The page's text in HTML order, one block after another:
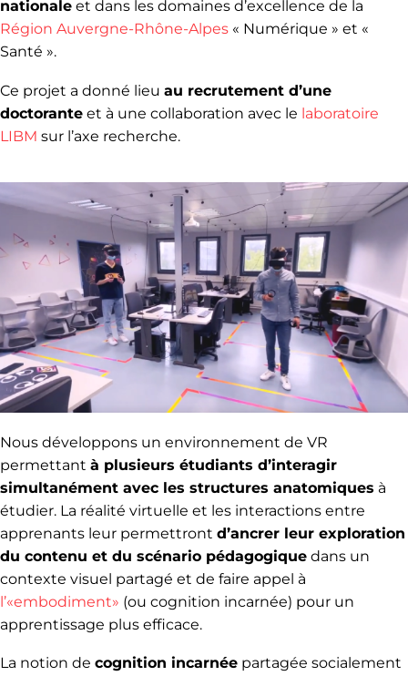
nationale et dans les domaines d’excellence de la
Région Auvergne-Rhône-Alpes « Numérique » et «
Santé ».
Ce projet a donné lieu au recrutement d’une
doctorante et à une collaboration avec le laboratoire
LIBM sur l’axe recherche.
Nous développons un environnement de VR
permettant à plusieurs étudiants d’interagir
simultanément avec les structures anatomiques à
étudier. La réalité virtuelle et les interactions entre
apprenants leur permettront d’ancrer leur exploration
du contenu et du scénario pédagogique dans un
contexte visuel partagé et de faire appel à
l’«embodiment» (ou cognition incarnée) pour un
apprentissage plus efficace.
La notion de cognition incarnée partagée socialement